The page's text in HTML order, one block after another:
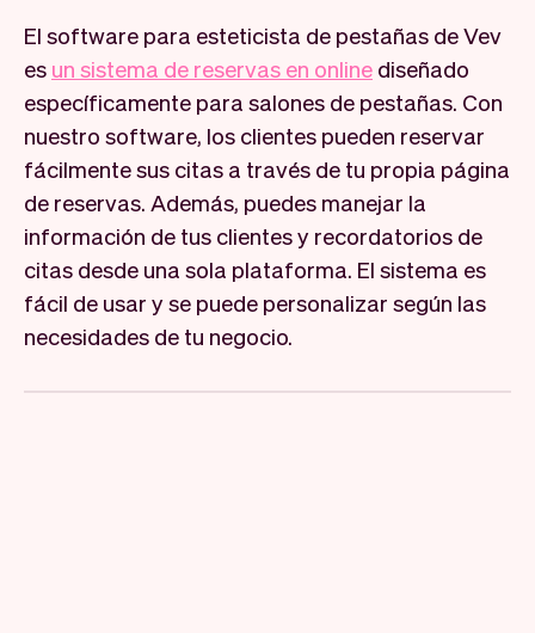
El software para esteticista de pestañas de Vev
es un sistema de reservas en online diseñado
específicamente para salones de pestañas. Con
nuestro software, los clientes pueden reservar
fácilmente sus citas a través de tu propia página
de reservas. Además, puedes manejar la
información de tus clientes y recordatorios de
citas desde una sola plataforma. El sistema es
fácil de usar y se puede personalizar según las
necesidades de tu negocio.